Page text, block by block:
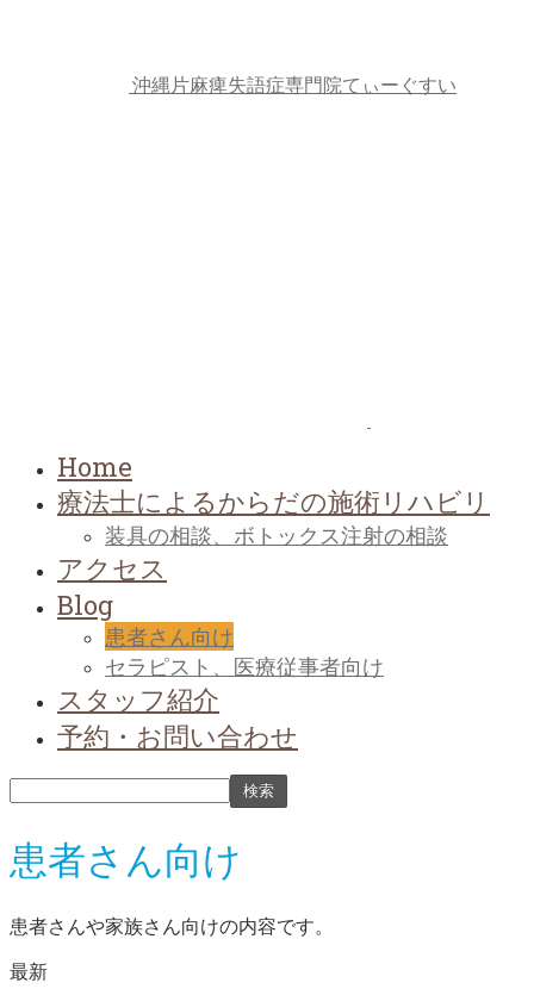
沖縄片麻痺失語症専門院てぃーぐすい
Home
療法士によるからだの施術リハビリ
装具の相談、ボトックス注射の相談
アクセス
Blog
患者さん向け
セラピスト、医療従事者向け
スタッフ紹介
予約・お問い合わせ
患者さん向け
患者さんや家族さん向けの内容です。
最新